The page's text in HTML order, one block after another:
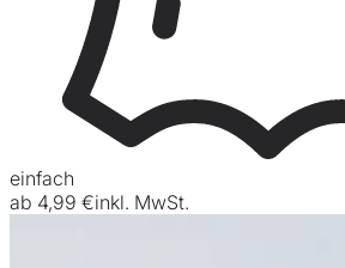
einfach
ab 4,99 €inkl. MwSt.